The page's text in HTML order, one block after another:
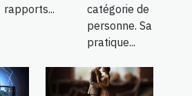
rapports...
catégorie de
personne. Sa
pratique...